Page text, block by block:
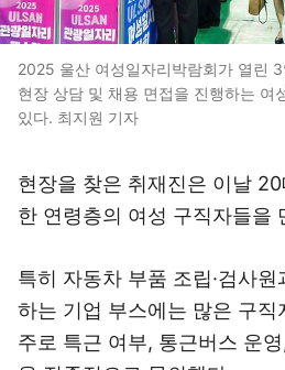
2025 울산 여성일자리박람회가 열린
현장 상담 및 채용 면접을 진행하는 여
있다. 최지원 기자
현장을 찾은 취재진은 이날
한 연령층의 여성 구직자들을
특히 자동차 부품 조립·검사
하는 기업 부스에는 많은 구
주로 특근 여부, 통근버스 운